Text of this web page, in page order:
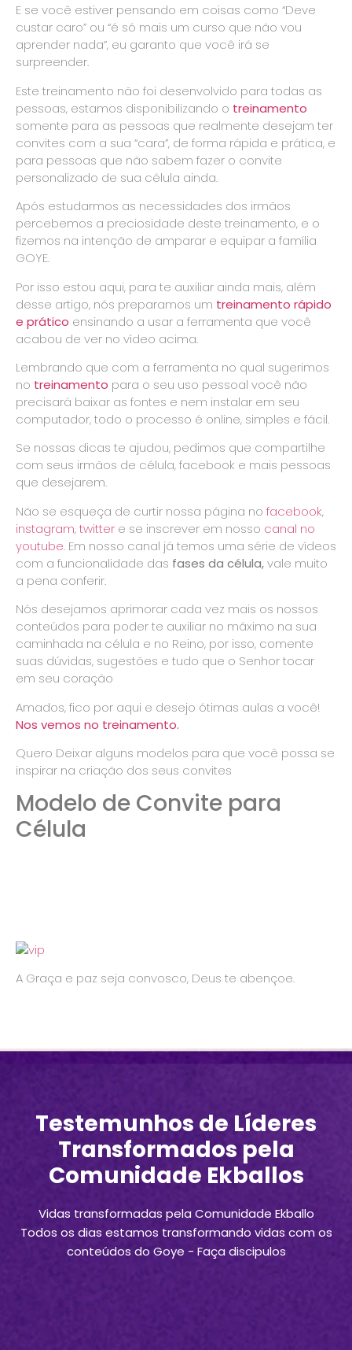
E se você estiver pensando em coisas como “Deve
custar caro” ou “é só mais um curso que não vou
aprender nada”, eu garanto que você irá se
surpreender.
Este treinamento não foi desenvolvido para todas as
pessoas, estamos disponibilizando o treinamento
somente para as pessoas que realmente desejam ter
convites com a sua “cara”, de forma rápida e prática, e
para pessoas que não sabem fazer o convite
personalizado de sua célula ainda.
Após estudarmos as necessidades dos irmãos
percebemos a preciosidade deste treinamento, e o
fizemos na intenção de amparar e equipar a família
GOYE.
Por isso estou aqui, para te auxiliar ainda mais, além
desse artigo, nós preparamos um treinamento rápido
e prático ensinando a usar a ferramenta que você
acabou de ver no vídeo acima.
Lembrando que com a ferramenta no qual sugerimos
no treinamento para o seu uso pessoal você não
precisará baixar as fontes e nem instalar em seu
computador, todo o processo é online, simples e fácil.
Se nossas dicas te ajudou, pedimos que compartilhe
com seus irmãos de célula, facebook e mais pessoas
que desejarem.
Não se esqueça de curtir nossa página no facebook,
instagram,twitter e se inscrever em nosso canal no
youtube. Em nosso canal já temos uma série de vídeos
com a funcionalidade das fases da célula,vale muito
a pena conferir.
Nós desejamos aprimorar cada vez mais os nossos
conteúdos para poder te auxiliar no máximo na sua
caminhada na célula e no Reino, por isso, comente
suas dúvidas, sugestões e tudo que o Senhor tocar
em seu coração
Amados, fico por aqui e desejo ótimas aulas a você!
Nos vemos no treinamento.
Quero Deixar alguns modelos para que você possa se
inspirar na criação dos seus convites
Modelo de Convite para
Célula
A Graça e paz seja convosco, Deus te abençoe.
Testemunhos de Líderes
Transformados pela
Comunidade Ekballos
Vidas transformadas pela Comunidade Ekballo
Todos os dias estamos transformando vidas com os
conteúdos do Goye - Faça discipulos